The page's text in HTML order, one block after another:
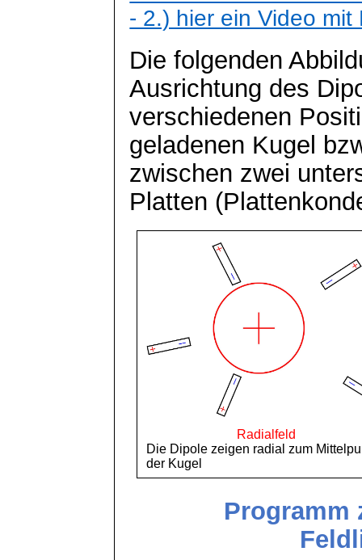
- 2.) hier ein Video mit
Die folgenden
Ausrichtung des
verschiedenen
geladenen Kugel
zwischen zwei
Platten (
Radialfeld
Die Dipole zeigen radial zum
der Kugel
Programm